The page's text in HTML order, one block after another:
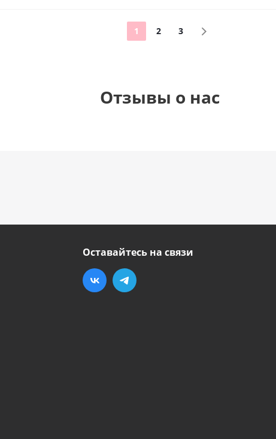
1 2 3
Отзывы о нас
Оставайтесь на связи